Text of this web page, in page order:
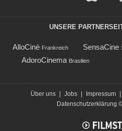
UNSERE
AlloCiné Frankreich SensaCine
AdoroCinema Brasilien
Über uns Jobs Impressum
Datenschutzerklärung